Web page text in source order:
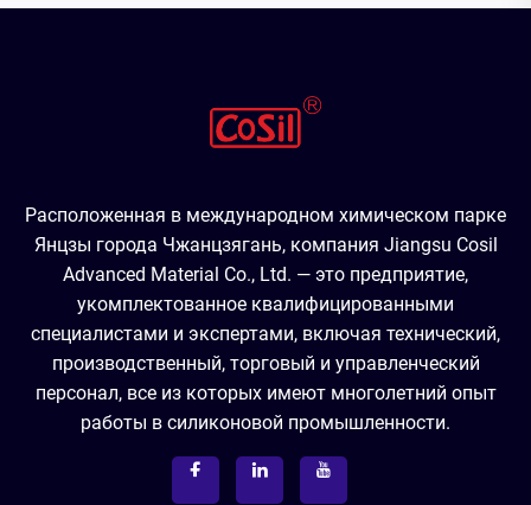
Расположенная в международном химическом парке
Янцзы города Чжанцзягань, компания Jiangsu Cosil
Advanced Material Co., Ltd. — это предприятие,
укомплектованное квалифицированными
специалистами и экспертами, включая технический,
производственный, торговый и управленческий
персонал, все из которых имеют многолетний опыт
работы в силиконовой промышленности.